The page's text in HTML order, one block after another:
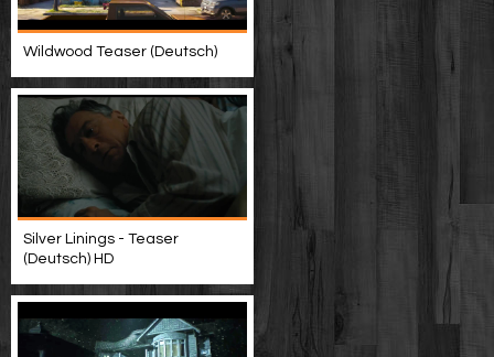
Wildwood Teaser (Deutsch)
Silver Linings - Teaser
(Deutsch) HD